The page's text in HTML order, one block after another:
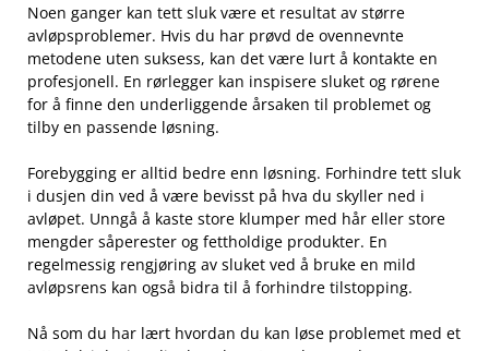
Noen ganger kan tett‌ sluk ‍være et ​resultat⁤ av ​større
avløpsproblemer.⁤ Hvis​ du⁤ har prøvd de ovennevnte
metodene uten suksess, kan⁤ det være‍ lurt å kontakte en‍
profesjonell. En rørlegger kan‍ inspisere sluket⁢ og⁣ rørene
for ‍å finne den underliggende årsaken til ⁣problemet og
⁢tilby en ⁣passende⁤ løsning.
Forebygging er alltid bedre‌ enn ⁣løsning. Forhindre tett sluk
i dusjen ⁣din ved å være bevisst på hva du skyller⁤ ned i
avløpet. Unngå å kaste store klumper med hår‌ eller store
mengder såperester ⁤og fettholdige produkter. ​En
regelmessig ‌rengjøring av sluket ved​ å bruke en mild
avløpsrens kan også bidra til å forhindre tilstopping.
Nå som du har lært hvordan du⁣ kan løse problemet ‌med et